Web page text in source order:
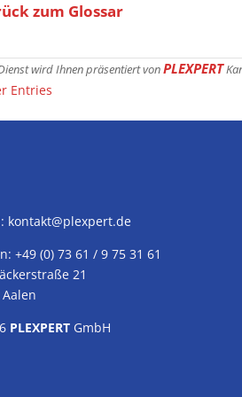
zum Glossar
wird Ihnen präsentiert vonPLEXPERT
Entries
kontakt@plexpert.de
+49 (0) 73 61 / 9 75 31 61
21
PLEXPERT GmbH